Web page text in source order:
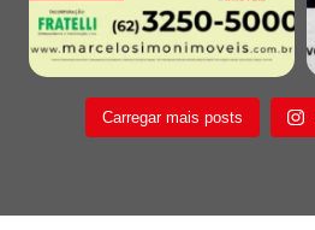
Carregar mais posts